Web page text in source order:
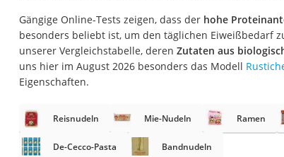
Honig
Gängige Online-Tests zeigen, dass der hohe
besonders beliebt ist, um den täglichen Eiweißbedarf
unserer Vergleichstabelle, deren Zutaten aus
uns hier im August 2026 besonders das Modell
Eigenschaften.
Reisnudeln Mie-Nudeln Ramen
De-Cecco-Pasta Bandnudeln